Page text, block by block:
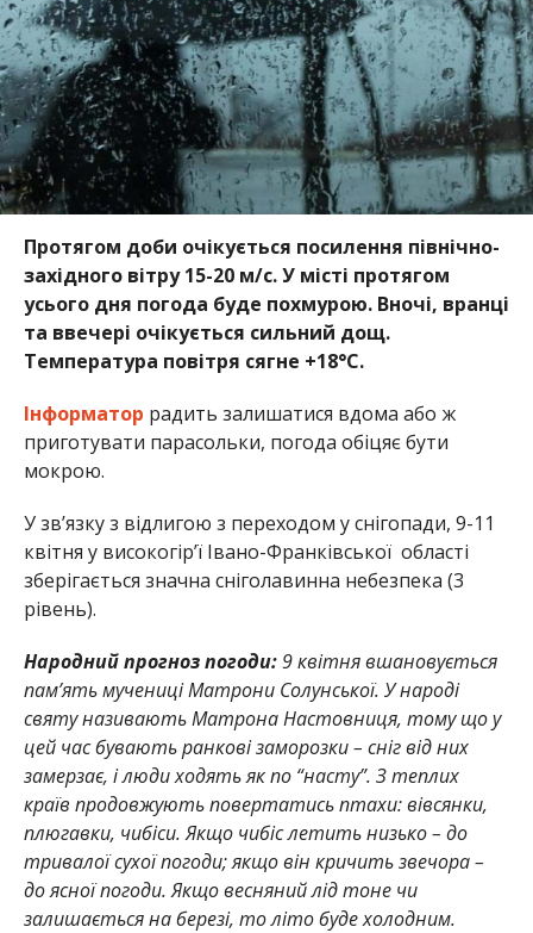
Протягом доби очікується посилення північно-
західного вітру 15-20 м/с. У місті протягом
усього дня погода буде похмурою. Вночі, вранці
та ввечері очікується сильний дощ.
Температура повітря сягне +18°C.
Інформатор радить залишатися вдома або ж
приготувати парасольки, погода обіцяє бути
мокрою.
У зв’язку з відлигою з переходом у снігопади, 9-11
квітня у високогір’ї Івано-Франківської області
зберігається значна сніголавинна небезпека (3
рівень).
Народний прогноз погоди:9 квітня вшановується
пам’ять мучениці Матрони Солунської. У народі
святу називають Матрона Настовниця, тому що у
цей час бувають ранкові заморозки – сніг від них
замерзає, і люди ходять як по “насту”. З теплих
країв продовжують повертатись птахи: вівсянки,
плюгавки, чибіси. Якщо чибіс летить низько – до
тривалої сухої погоди; якщо він кричить звечора –
до ясної погоди. Якщо весняний лід тоне чи
залишається на березі, то літо буде холодним.